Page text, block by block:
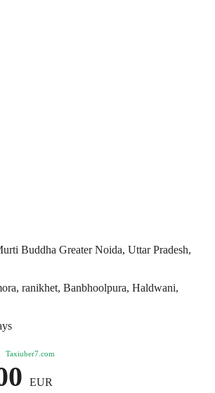
Buddha Greater Noida, Uttar Pradesh,
ranikhet, Banbhoolpura, Haldwani,
Taxiuber7.com
EUR